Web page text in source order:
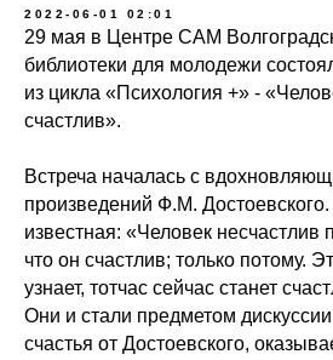
2022-06-01 02:01
29 мая в Центре САМ
библиотеки для молодежи
из цикла «Психология +» -
счастлив».
Встреча началась с
произведений Ф.М.
известная: «Человек несчастлив
что он счастлив; только потому.
узнает, тотчас сейчас станет
Они и стали предметом
счастья от Достоевского,